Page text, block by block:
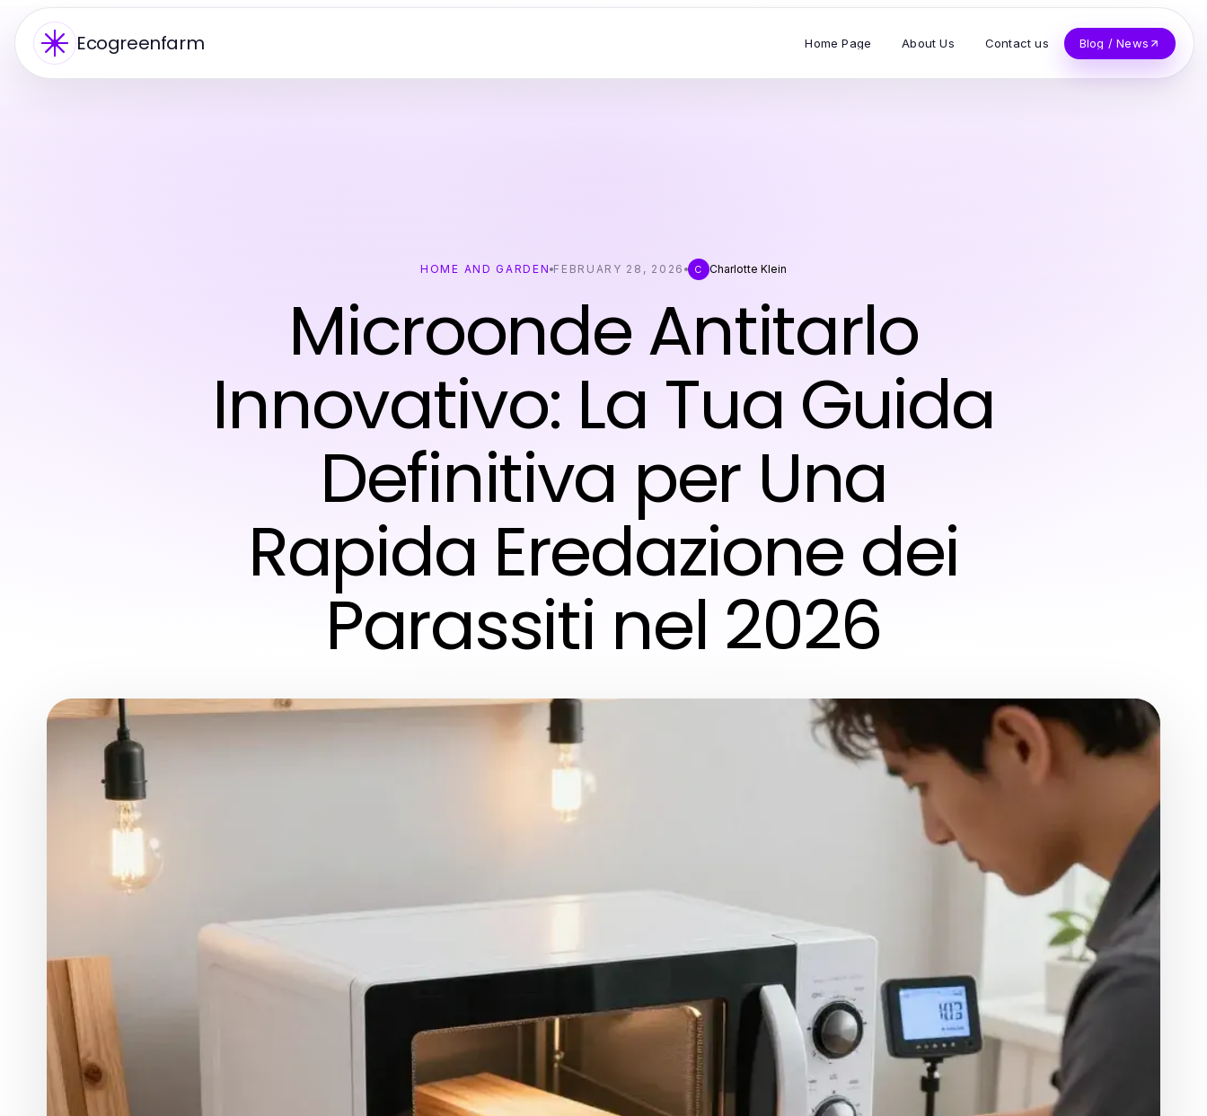
Ecogreenfarm Home Page About Us Contact us Blog / News
HOME AND GARDEN FEBRUARY 28, 2026 C Charlotte Klein
Microonde Antitarlo
Innovativo: La Tua Guida
Definitiva per Una
Rapida Eredazione dei
Parassiti nel 2026